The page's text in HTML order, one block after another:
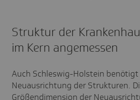
Struktur der
im Kern angemessen
Auch Schleswig-Holstein benötigt
Neuausrichtung der Strukturen.
Größendimension der